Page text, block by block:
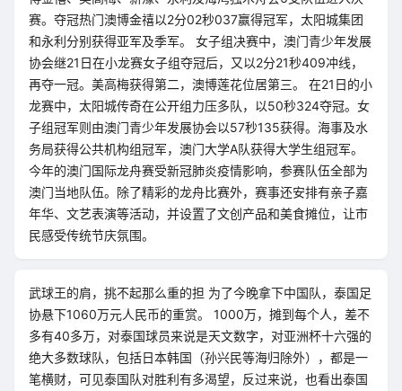
赛。夺冠热门澳博金禧以2分02秒037赢得冠军，太阳城集团
和永利分别获得亚军及季军。 女子组决赛中，澳门青少年发展
协会继21日在小龙赛女子组夺冠后，又以2分21秒409冲线，
再夺一冠。美高梅获得第二，澳博莲花位居第三。 在21日的小
龙赛中，太阳城传奇在公开组力压多队，以50秒324夺冠。女
子组冠军则由澳门青少年发展协会以57秒135获得。海事及水
务局获得公共机构组冠军，澳门大学A队获得大学生组冠军。
今年的澳门国际龙舟赛受新冠肺炎疫情影响，参赛队伍全部为
澳门当地队伍。除了精彩的龙舟比赛外，赛事还安排有亲子嘉
年华、文艺表演等活动，并设置了文创产品和美食摊位，让市
民感受传统节庆氛围。
武球王的肩，挑不起那么重的担 为了今晚拿下中国队，泰国足
协悬下1060万元人民币的重赏。 1000万，摊到每个人，差不
多有40多万，对泰国球员来说是天文数字，对亚洲杯十六强的
绝大多数球队，包括日本韩国（孙兴民等海归除外），都是一
笔横财，可见泰国队对胜利有多渴望，反过来说，也看出泰国